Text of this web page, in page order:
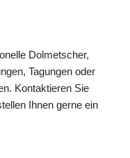
Dolmetscher,
Tagungen oder
Kontaktieren Sie
Ihnen gerne ein